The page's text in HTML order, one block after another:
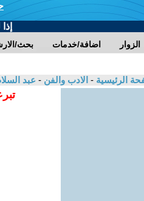
بحث/ اضافة/خدمات الزوار
الرئيسية - الادب والفن - عبد